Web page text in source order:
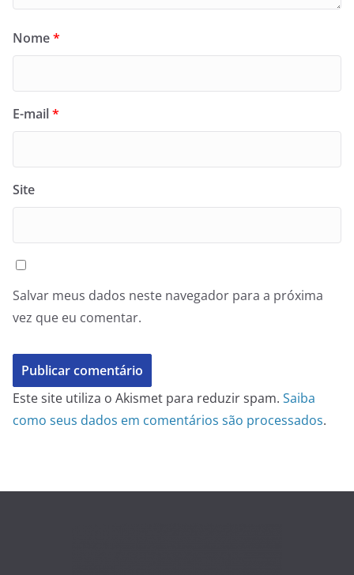
Nome*
E-mail*
Site
Salvar meus dados neste navegador para a próxima
vez que eu comentar.
Este site utiliza o Akismet para reduzir spam. Saiba
como seus dados em comentários são processados.